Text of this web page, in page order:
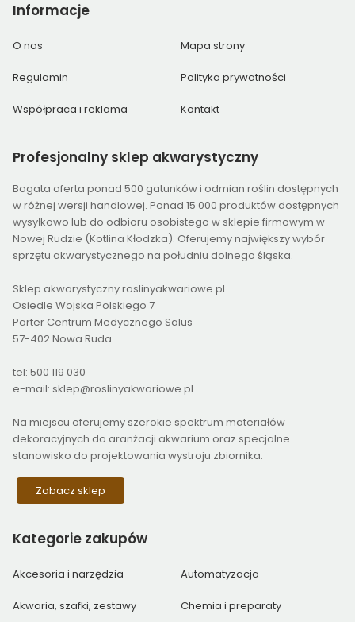
Informacje
O nas Mapa strony
Regulamin Polityka prywatności
Współpraca i reklama Kontakt
Profesjonalny sklep akwarystyczny
Bogata oferta ponad 500 gatunków i odmian roślin dostępnych
w różnej wersji handlowej. Ponad 15 000 produktów dostępnych
wysyłkowo lub do odbioru osobistego w sklepie firmowym w
Nowej Rudzie (Kotlina Kłodzka). Oferujemy największy wybór
sprzętu akwarystycznego na południu dolnego śląska.
Sklep akwarystyczny roslinyakwariowe.pl
Osiedle Wojska Polskiego 7
Parter Centrum Medycznego Salus
57-402 Nowa Ruda
tel: 500 119 030
e-mail: sklep@roslinyakwariowe.pl
Na miejscu oferujemy szerokie spektrum materiałów
dekoracyjnych do aranżacji akwarium oraz specjalne
stanowisko do projektowania wystroju zbiornika.
Zobacz sklep
Kategorie zakupów
Akcesoria i narzędzia Automatyzacja
Akwaria, szafki, zestawy Chemia i preparaty